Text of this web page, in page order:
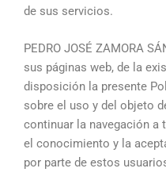
de sus servicios.
PEDRO JOSÉ ZAMORA
sus páginas web, de la
disposición la presente
sobre el uso y del objeto
continuar la navegación a
el conocimiento y la
por parte de estos